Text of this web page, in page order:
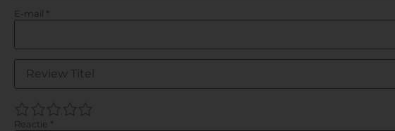
E-mail *
5
4
3
2
Reactie *